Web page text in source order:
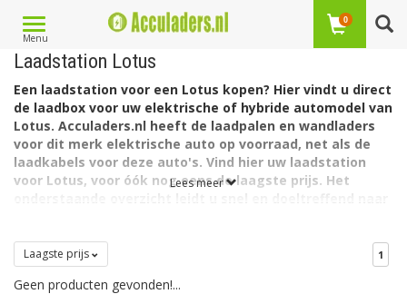
Toggle
navigation
Menu
0
Laadstation Lotus
Een laadstation voor een Lotus kopen? Hier vindt u direct
de laadbox voor uw elektrische of hybride automodel van
Lotus. Acculaders.nl heeft de laadpalen en wandladers
voor dit merk elektrische auto op voorraad, net als de
laadkabels voor deze auto's. Vind hier uw laadstation
voor Lotus, voor óók nog eens de laagste prijs. Het
Per model auto vindt u de daarvoor meest geschikte
laadstations. Zo heeft Lotus twee elektrische auto's: de Lotus
Eletre en de Lotus Emeya
Lees meer
Laagste prijs 1
Geen producten gevonden!...